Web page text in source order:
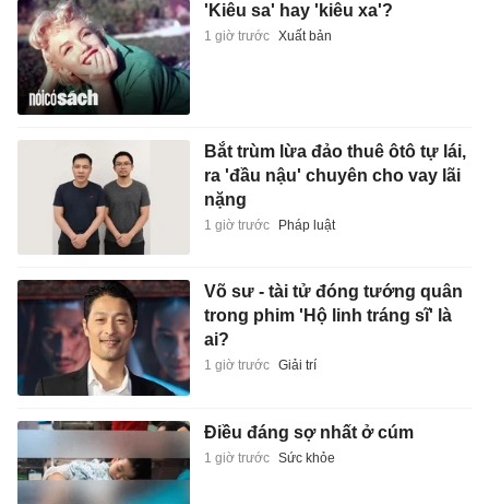
'Kiêu sa' hay 'kiêu xa'?
1 giờ trước Xuất bản
Bắt trùm lừa đảo thuê ôtô tự lái,
ra 'đầu nậu' chuyên cho vay lãi
nặng
1 giờ trước Pháp luật
Võ sư - tài tử đóng tướng quân
trong phim 'Hộ linh tráng sĩ' là
ai?
1 giờ trước Giải trí
Điều đáng sợ nhất ở cúm
1 giờ trước Sức khỏe